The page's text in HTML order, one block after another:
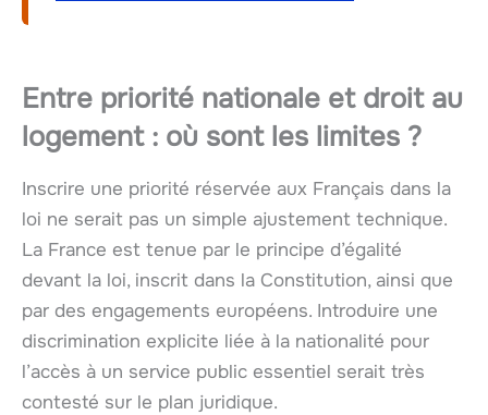
Entre priorité nationale et droit au
logement : où sont les limites ?
Inscrire une priorité réservée aux Français dans la
loi ne serait pas un simple ajustement technique.
La France est tenue par le principe d’égalité
devant la loi, inscrit dans la Constitution, ainsi que
par des engagements européens. Introduire une
discrimination explicite liée à la nationalité pour
l’accès à un service public essentiel serait très
contesté sur le plan juridique.